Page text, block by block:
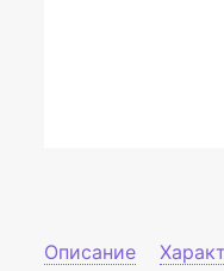
Описание